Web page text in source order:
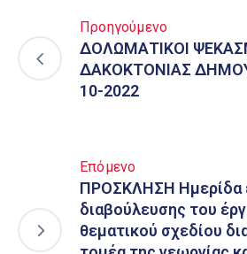
Προηγούμενο
ΔΟΛΩΜΑΤΙΚΟΙ
ΔΑΚΟΚΤΟΝΙΑΣ
10-2022
Επόμενο
ΠΡΟΣΚΛΗΣΗ Ημερίδα
διαβούλευσης του
θεματικού σχεδίου